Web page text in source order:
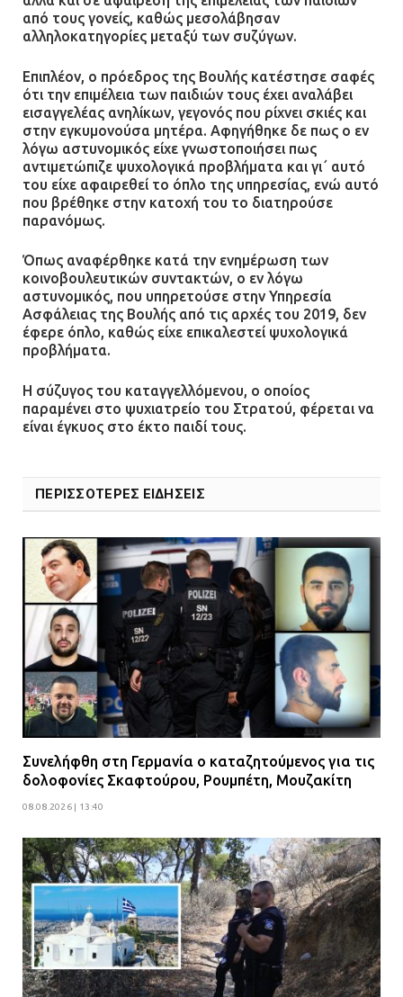
από τους γονείς, καθώς μεσολάβησαν
αλληλοκατηγορίες μεταξύ των συζύγων.
Επιπλέον, ο πρόεδρος της Βουλής κατέστησε σαφές
ότι την επιμέλεια των παιδιών τους έχει αναλάβει
εισαγγελέας ανηλίκων, γεγονός που ρίχνει σκιές και
στην εγκυμονούσα μητέρα. Αφηγήθηκε δε πως ο εν
λόγω αστυνομικός είχε γνωστοποιήσει πως
αντιμετώπιζε ψυχολογικά προβλήματα και γι΄ αυτό
του είχε αφαιρεθεί το όπλο της υπηρεσίας, ενώ αυτό
που βρέθηκε στην κατοχή του το διατηρούσε
παρανόμως.
Όπως αναφέρθηκε κατά την ενημέρωση των
κοινοβουλευτικών συντακτών, ο εν λόγω
αστυνομικός, που υπηρετούσε στην Υπηρεσία
Ασφάλειας της Βουλής από τις αρχές του 2019, δεν
έφερε όπλο, καθώς είχε επικαλεστεί ψυχολογικά
προβλήματα.
Η σύζυγος του καταγγελλόμενου, ο οποίος
παραμένει στο ψυχιατρείο του Στρατού, φέρεται να
είναι έγκυος στο έκτο παιδί τους.
ΠΕΡΙΣΣΟΤΕΡΕΣ ΕΙΔΗΣΕΙΣ
Συνελήφθη στη Γερμανία ο καταζητούμενος για τις
δολοφονίες Σκαφτούρου, Ρουμπέτη, Μουζακίτη
08.08.2026 | 13:40